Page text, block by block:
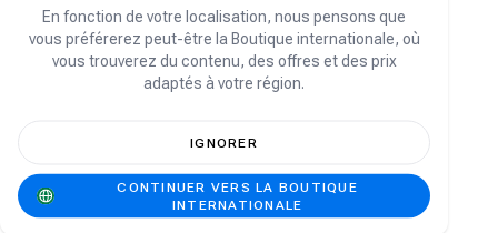
Les diamants Sawa Play sont la monnaie
virtuelle de l'application utilisée pour:
Achetez des articles et des fonctionnalités
Envoyez des cadeaux et des récompenses
Participez aux activités et événements
spéciaux
Améliorez votre expérience de jeu globale au
En fonction de votre localisation, nous pensons que
vous préférerez peut-être la Boutique internationale, où
vous trouverez du contenu, des offres et des prix
adaptés à votre région.
IGNORER
CONTINUER VERS LA BOUTIQUE
INTERNATIONALE